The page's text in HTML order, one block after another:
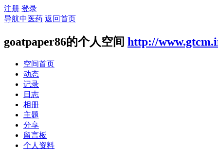
注册 登录
导航中医药 返回首页
goatpaper86的个人空间 http://
空间首页
动态
记录
日志
相册
主题
分享
留言板
个人资料